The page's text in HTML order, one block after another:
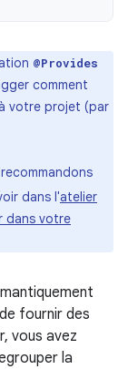
@Provides
comment
votre projet (par
dans l'atelier
dans votre
fournir des
vous avez
la